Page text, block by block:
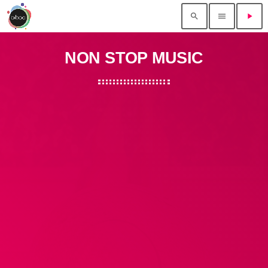
search menu play_arrow
NON STOP MUSIC